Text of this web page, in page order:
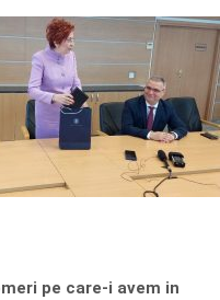
pe care-i avem in